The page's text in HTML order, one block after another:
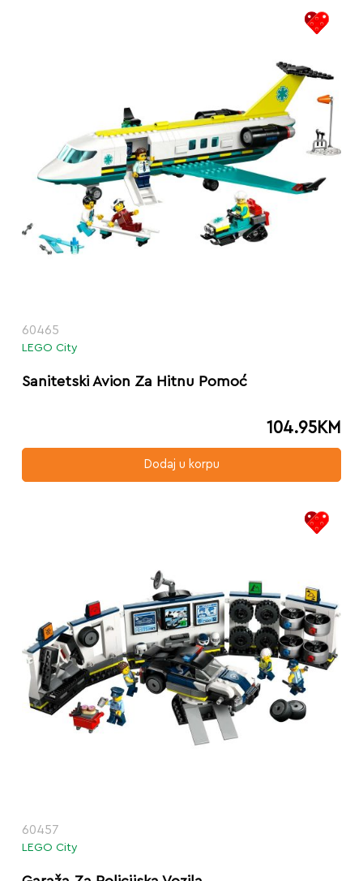
60465
LEGO City
Sanitetski Avion Za Hitnu Pomoć
104.95KM
Dodaj u korpu
60457
LEGO City